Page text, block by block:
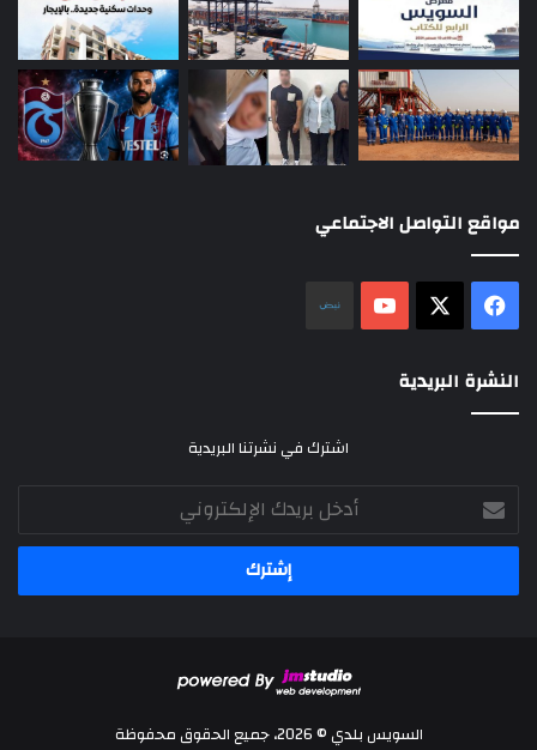
مواقع التواصل الاجتماعي
فيسبوك ‫YouTube
النشرة البريدية
اشترك في نشرتنا البريدية
أدخل
بريدك
الإلكتروني
السويس بلدي © 2026، جميع الحقوق محفوظة